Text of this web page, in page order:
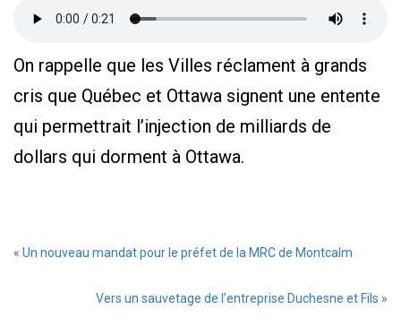
On rappelle que les Villes réclament à grands
cris que Québec et Ottawa signent une entente
qui permettrait l’injection de milliards de
dollars qui dorment à Ottawa.
« Un nouveau mandat pour le préfet de la MRC de Montcalm
Vers un sauvetage de l’entreprise Duchesne et Fils »